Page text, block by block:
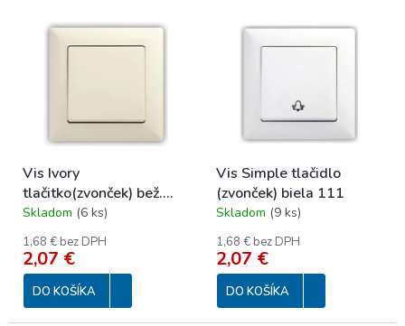
o
v
d
u
k
o
v
Vis Ivory
tlačitko(zvonček) bež.
111
Skladom (6 ks)
1,68 € bez DPH
2,07 €
DO KOŠÍKA
Vis Simple tlačidlo
(zvonček) biela 111
Skladom (9 ks)
1,68 € bez DPH
2,07 €
DO KOŠÍKA